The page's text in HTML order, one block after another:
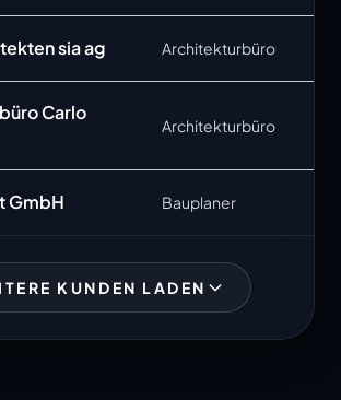
sia ag Architekturbüro
Carlo
Architekturbüro
GmbH Bauplaner
KUNDEN LADEN